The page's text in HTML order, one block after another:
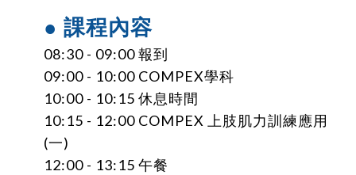
● 課程內容
08:30 - 09:00 報到
09:00 - 10:00 COMPEX學科
10:00 - 10:15 休息時間
10:15 - 12:00 COMPEX 上肢肌力訓練應用
(一)
12:00 - 13:15 午餐